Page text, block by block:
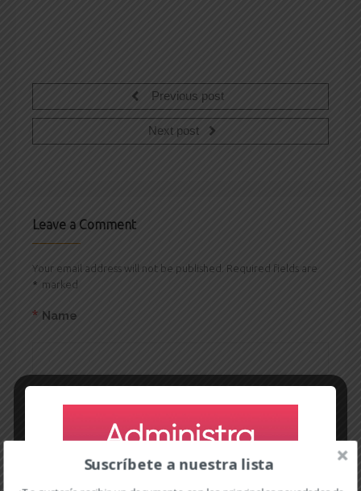
Previous post
Next post
Leave a Comment
Your email address will not be published. Required fields are
marked
*
Name
*
Suscríbete a nuestra lista